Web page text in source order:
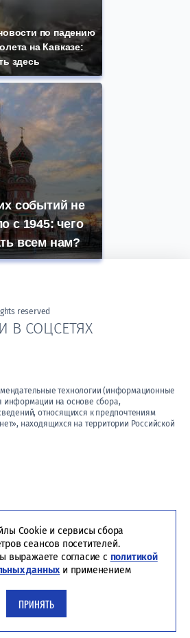
по падению
на Кавказе:
здесь
событий не
с 1945: чего
всем нам?
В СОЦСЕТЯХ
технологии (информационные
информации на основе сбора,
относящихся к предпочтениям
находящихся на территории Российской
reserved
Cookie и сервисы сбора
сеансов посетителей.
выражаете согласие с политикой
данных и применением
ПРИНЯТЬ